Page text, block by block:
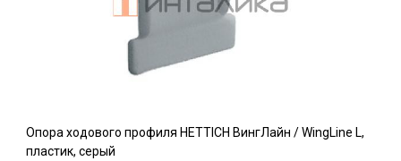
Опора ходового профиля HETTICH ВингЛайн / WingLine L,
пластик, серый